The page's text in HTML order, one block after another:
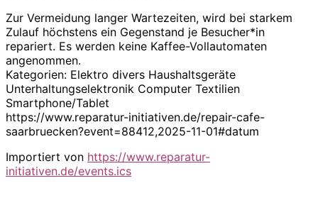
Zur Vermeidung langer Wartezeiten, wird bei starkem
Zulauf höchstens ein Gegenstand je Besucher*in
repariert. Es werden keine Kaffee-Vollautomaten
angenommen.
Kategorien: Elektro divers Haushaltsgeräte
Unterhaltungselektronik Computer Textilien
Smartphone/Tablet
https://www.reparatur-initiativen.de/repair-cafe-
saarbruecken?event=88412,2025-11-01#datum
Importiert von https://www.reparatur-
initiativen.de/events.ics